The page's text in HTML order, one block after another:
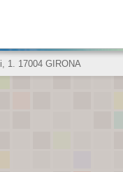
1. 17004 GIRONA